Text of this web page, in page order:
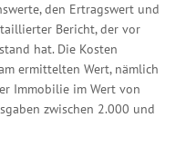
den Ertragswert und
Bericht, der vor
hat. Die Kosten
ermittelten Wert, nämlich
Immobilie im Wert von
zwischen 2.000 und